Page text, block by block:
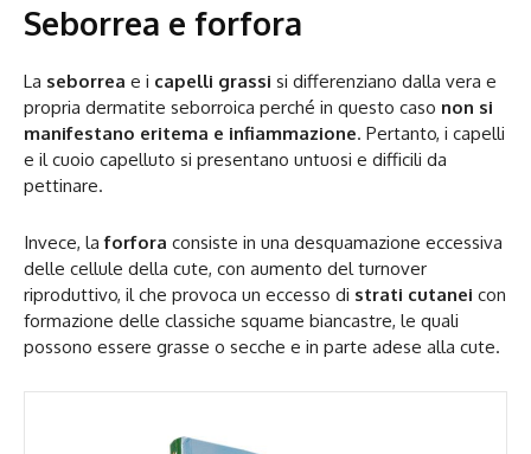
Seborrea e forfora
La seborrea e i capelli grassi si differenziano dalla vera e
propria dermatite seborroica perché in questo caso non si
manifestano eritema e infiammazione. Pertanto, i capelli
e il cuoio capelluto si presentano untuosi e difficili da
pettinare.
Invece, laforfora consiste in una desquamazione eccessiva
delle cellule della cute, con aumento del turnover
riproduttivo, il che provoca un eccesso di strati cutanei con
formazione delle classiche squame biancastre, le quali
possono essere grasse o secche e in parte adese alla cute.